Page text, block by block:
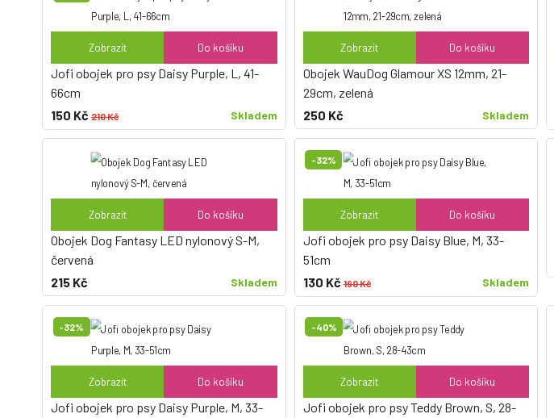
Zobrazit Do košíku
Jofi obojek pro psy Daisy Purple, L, 41-
66cm
150 Kč 210 Kč Skladem
Zobrazit Do košíku
Obojek WauDog Glamour XS 12mm, 21-
29cm, zelená
250 Kč
Skladem
Zobrazit Do košíku
Obojek Dog Fantasy LED nylonový S-M,
červená
215 Kč
Skladem
-32%
Zobrazit Do košíku
Jofi obojek pro psy Daisy Blue, M, 33-
51cm
130 Kč 190 Kč Skladem
-32%
Zobrazit Do košíku
Jofi obojek pro psy Daisy Purple, M, 33-
-40%
Zobrazit Do košíku
Jofi obojek pro psy Teddy Brown, S, 28-